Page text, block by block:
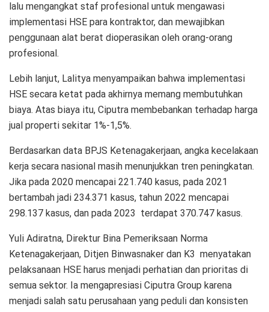
lalu mengangkat staf profesional untuk mengawasi
implementasi HSE para kontraktor, dan mewajibkan
penggunaan alat berat dioperasikan oleh orang-orang
profesional.
Lebih lanjut, Lalitya menyampaikan bahwa implementasi
HSE secara ketat pada akhirnya memang membutuhkan
biaya. Atas biaya itu, Ciputra membebankan terhadap harga
jual properti sekitar 1%-1,5%.
Berdasarkan data BPJS Ketenagakerjaan, angka kecelakaan
kerja secara nasional masih menunjukkan tren peningkatan.
Jika pada 2020 mencapai 221.740 kasus, pada 2021
bertambah jadi 234.371 kasus, tahun 2022 mencapai
298.137 kasus, dan pada 2023 terdapat 370.747 kasus.
Yuli Adiratna, Direktur Bina Pemeriksaan Norma
Ketenagakerjaan, Ditjen Binwasnaker dan K3 menyatakan
pelaksanaan HSE harus menjadi perhatian dan prioritas di
semua sektor. Ia mengapresiasi Ciputra Group karena
menjadi salah satu perusahaan yang peduli dan konsisten